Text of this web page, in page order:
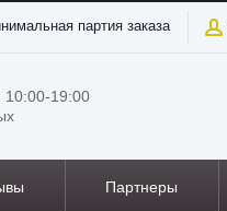
партия заказа
10:00-19:00
Партнеры